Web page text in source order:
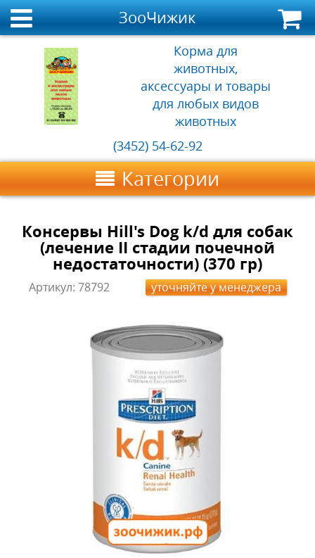
ЗооЧижик
Корма для
животных,
аксессуары и товары
для любых видов
животных
(3452) 54-62-92
Категории
Консервы Hill's Dog k/d для собак
(лечение II стадии почечной
недостаточности) (370 гр)
Артикул: 78792 уточняйте у менеджера